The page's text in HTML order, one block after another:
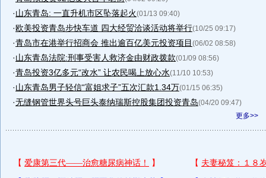
·山东青岛: 一直升机市区坠落起火(01/13 09:40)
·欧美投资青岛步快车道 四大经贸洽谈活动将举行(10/25 09:17)
·青岛市在港举行招商会 推出逾百亿美元投资项目 (06/02 08:58)
·山东青岛法院:刑事受害人救济金由财政拨款(01/09 08:56)
·青岛投资3亿多元“改水” 让农民喝上放心水(11/10 10:53)
·山东青岛男子轻信“富姐求子”五次汇款1.34万(01/15 06:35)
·无缝钢管世界头号巨头泰纳瑞斯控股集团投资青岛(04/20 09:47)
更多>>